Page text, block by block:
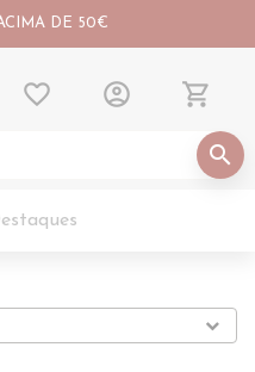
DE 50€
search
favorite_border account_circle shopping_cart